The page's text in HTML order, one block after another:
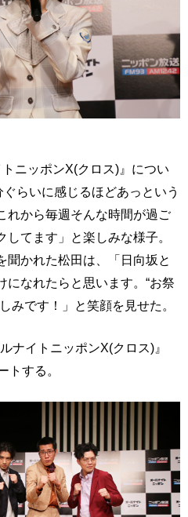
ニッポンX(クロス)』につい
らいに感じるほどあっという
れから毎週そんな時間が過ご
てます」と楽しみな様子。
聞かれた松田は、「日向坂と
になれたらと思います。“お祭
みです！」と笑顔を見せた。
ナイトニッポンX(クロス)』
トする。